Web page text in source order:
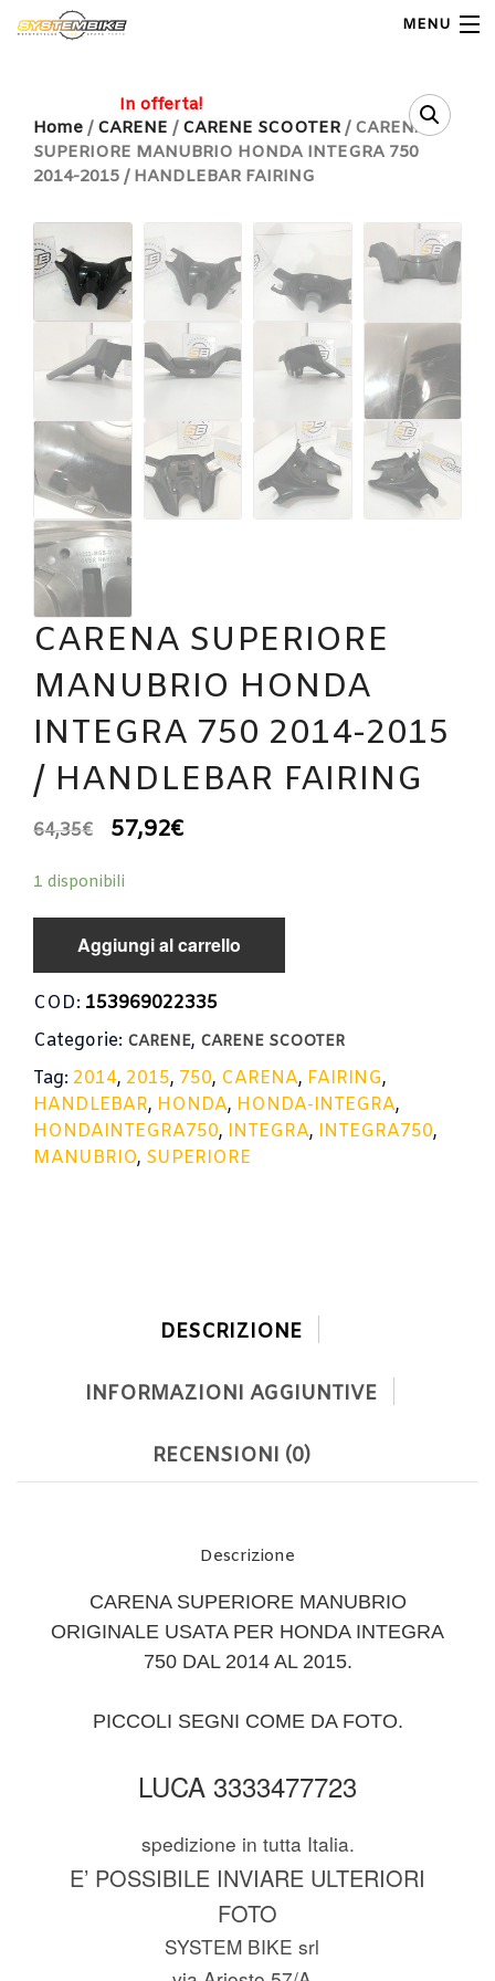
MENU
Home
Shop Ricambi
Note Generali
Carrello
Home / CARENE / CARENE SCOOTER / CARENA
SUPERIORE MANUBRIO HONDA INTEGRA 750
2014-2015 / HANDLEBAR FAIRING
In offerta!
CARENA SUPERIORE
MANUBRIO HONDA
INTEGRA 750 2014-2015
/ HANDLEBAR FAIRING
64,35€ 57,92€
1 disponibili
Aggiungi al carrello
COD: 153969022335
Categorie: CARENE, CARENE SCOOTER
Tag: 2014, 2015, 750, CARENA, FAIRING,
HANDLEBAR, HONDA, HONDA-INTEGRA,
HONDAINTEGRA750, INTEGRA, INTEGRA750,
MANUBRIO, SUPERIORE
DESCRIZIONE
INFORMAZIONI AGGIUNTIVE
RECENSIONI (0)
Descrizione
CARENA SUPERIOREMANUBRIO
ORIGINALE USATA PER HONDA INTEGRA
750 DAL 2014 AL 2015.
PICCOLI SEGNI COME DA FOTO.
LUCA 3333477723
spedizione in tutta Italia.
E’ POSSIBILE INVIARE ULTERIORI
FOTO
SYSTEM BIKE srl